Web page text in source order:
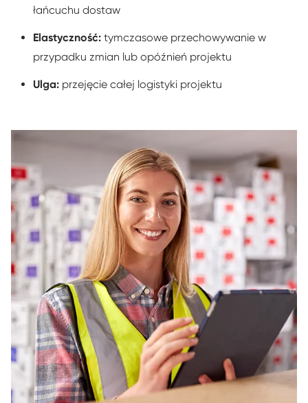
łańcuchu dostaw
Elastyczność: tymczasowe przechowywanie w
przypadku zmian lub opóźnień projektu
Ulga: przejęcie całej logistyki projektu